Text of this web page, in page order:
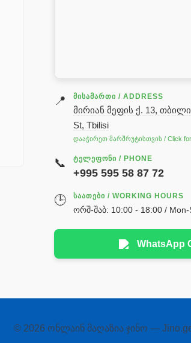
📍 ᲛᲘᲡᲐᲛᲐᲠᲗᲘ / ADDRESS
მირიან მეფის ქ. 13,
St, Tbilisi
დააჭირეთ მარშრუტისთვის / Click for
📞 ᲢᲔᲚᲔᲤᲝᲜᲘ / PHONE
+995 595 58 87 72
🕒 ᲡᲐᲐᲗᲔᲑᲘ / WORKING HOURS
ორშ-შაბ: 10:00 - 18:00 /
WhatsApp
© 2026 ონლაინ მაღაზია ჯინო —